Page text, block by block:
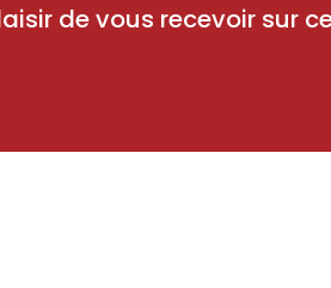
de vous recevoir sur